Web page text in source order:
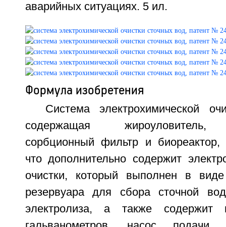
аварийных ситуациях. 5 ил.
Формула изобретения
Система электрохимической
содержащая жироуловитель,
сорбционный фильтр и
что дополнительно содержит
очистки, который выполнен в
резервуара для сбора сточной
электролиза, а также содержит